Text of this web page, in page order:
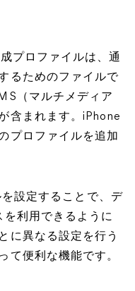
プロファイルは、通
るためのファイルで
（マルチメディア
含まれます。iPhone
プロファイルを追加
設定することで、デ
利用できるように
に異なる設定を行う
て便利な機能です。